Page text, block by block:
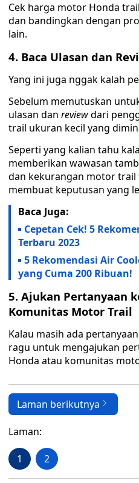
Cek harga motor Honda
dan bandingkan dengan
lain.
4. Baca Ulasan dan
Yang ini juga nggak kalah
Sebelum memutuskan
ulasan dan reviewdari
trail ukuran kecil yang
Seperti yang kalian tahu
memberikan wawasan
dan kekurangan motor trail
membuat keputusan yang
Baca Juga:
Cepetan Cek! 5
Terbaru 2023
5 Rekomendasi Air
yang Cuma 200 Ribuan!
5. Ajukan Pertanyaan
Komunitas Motor Trail
Kalau masih ada
ragu untuk mengajukan
Honda atau komunitas
Laman berikutnya
Laman:
1 2